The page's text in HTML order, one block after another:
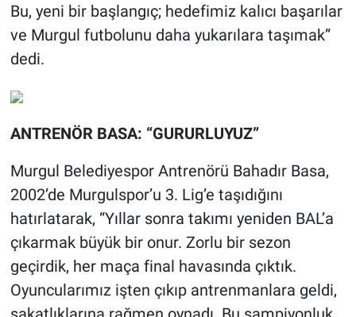
Bu, yeni bir başlangıç; hedefimiz kalıcı başarılar
ve Murgul futbolunu daha yukarılara taşımak”
dedi.
ANTRENÖR BASA: “GURURLUYUZ”
Murgul Belediyespor Antrenörü Bahadır Basa,
2002’de Murgulspor’u 3. Lig’e taşıdığını
hatırlatarak, “Yıllar sonra takımı yeniden BAL’a
çıkarmak büyük bir onur. Zorlu bir sezon
geçirdik, her maça final havasında çıktık.
Oyuncularımız işten çıkıp antrenmanlara geldi,